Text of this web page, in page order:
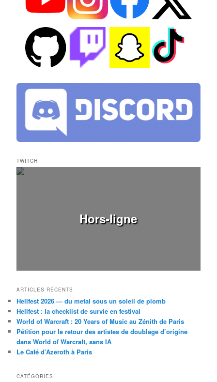
TWITCH
Hors-ligne
ARTICLES RÉCENTS
Hellfest 2026 — du metal sous un soleil de plomb
Hellfest : la checklist de survie en festival
World of Warcraft : 20 Years of Music au Zénith de Paris
Pétition pour le retour des artistes de doublage d’origine
dans World of Warcraft, sans IA
Le Café d’Azeroth à Paris
CATÉGORIES